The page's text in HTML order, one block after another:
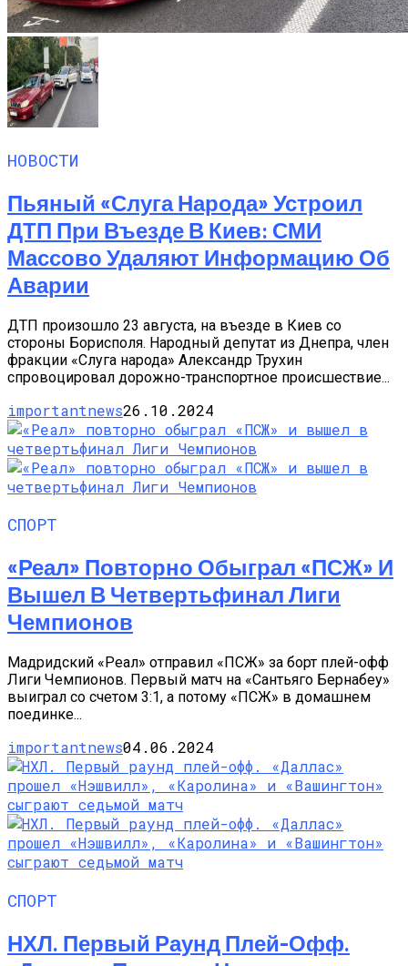
НОВОСТИ
Пьяный «слуга Народа» Устроил
ДТП При Въезде В Киев: СМИ
Массово Удаляют Информацию Об
Аварии
ДТП произошло 23 августа, на въезде в Киев со
стороны Борисполя. Народный депутат из Днепра, член
фракции «Слуга народа» Александр Трухин
спровоцировал дорожно-транспортное происшествие...
importantnews26.10.2024
СПОРТ
«Реал» Повторно Обыграл «ПСЖ» И
Вышел В Четвертьфинал Лиги
Чемпионов
Мадридский «Реал» отправил «ПСЖ» за борт плей-офф
Лиги Чемпионов. Первый матч на «Сантьяго Бернабеу»
выиграл со счетом 3:1, а потому «ПСЖ» в домашнем
поединке...
importantnews04.06.2024
СПОРТ
НХЛ. Первый Раунд Плей-Офф.